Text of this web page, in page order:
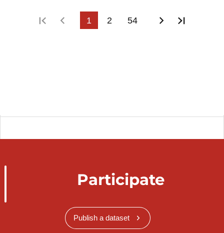
First pagePrevious page
1 2 54 Next page
Participate
Publish a dataset